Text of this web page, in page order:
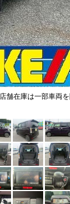
舗在庫は一部車両